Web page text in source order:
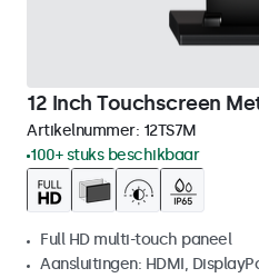
12 Inch Touchscreen
Artikelnummer: 12TS7M
100+ stuks beschikbaar
Full HD multi-touch paneel
Aansluitingen: HDMI,